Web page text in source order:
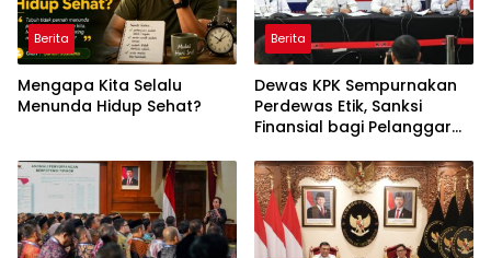
Berita
Mengapa Kita Selalu
Menunda Hidup Sehat?
Berita
Dewas KPK Sempurnakan
Perdewas Etik, Sanksi
Finansial bagi Pelanggar